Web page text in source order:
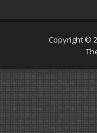
Copyright ©